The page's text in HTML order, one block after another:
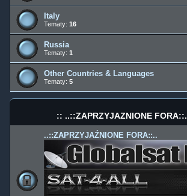
Italy
Tematy: 16
Russia
Tematy: 1
Other Countries & Languages
Tematy: 5
:: ..::ZAPRZYJAŹNIONE
..::ZAPRZYJAŹNIONE FORA::..